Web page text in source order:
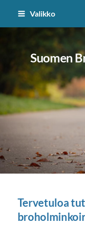
Siirry
Valikko
Suomen
Tervetuloa